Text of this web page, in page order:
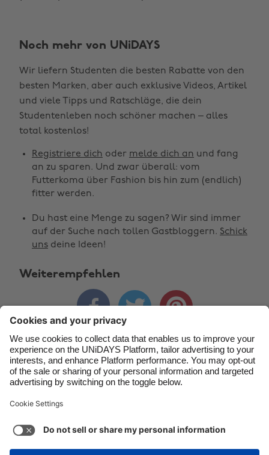
Noch mehr von UNiDAYS
Wir liefern Studenten die besten Rabatte von den
besten Marken, aber auch exklusive Videos, Artikel
und viele Tipps und Ratschläge, die dein
Studentenleben noch schöner machen – alles
total kostenlos!
Registriere dich oder melde dich an und fang
an zu sparen. Und zwar überall: vom
Futterkoma über Fashion bis hin zum (endlich)
fitter werden.
Du hast eine Menge zu sagen? Wir sind immer
auf der Suche nach tollen Gastbloggern. Schick
uns deine Ideen!
Weiterempfehlen
  
Kontakt Unternehmen Presse Karriere
Support
Cookie-Einstellungen
Datenschutzrichtlinien
Region ändern
Australia
Belgique
Canada
Danmark
France
India
Indonesia
Ireland
Italia
Malaysia
México
Nederland
New Zealand
Österreich
Suomi
United Kingdom
United States